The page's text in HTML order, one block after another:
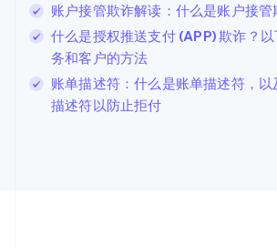
账户接管欺诈解读：什么是账户接
什么是授权推送支付 (APP) 欺诈？
务和客户的方法
账单描述符：什么是账单描述符，
描述符以防止拒付
列支敦士登
DeutschEnglish
卢森堡
Français Deutsch English
罗马尼亚
English